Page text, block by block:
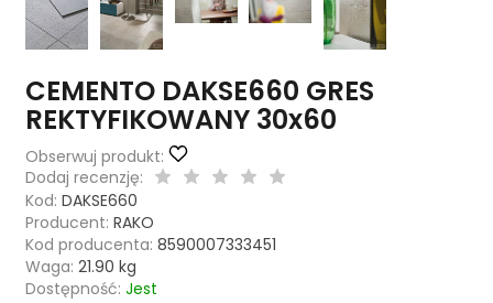
CEMENTO DAKSE660 GRES
REKTYFIKOWANY 30x60
Obserwuj produkt:
Dodaj recenzję:
Kod: DAKSE660
Producent: RAKO
Kod producenta: 8590007333451
Waga: 21.90 kg
Dostępność: Jest